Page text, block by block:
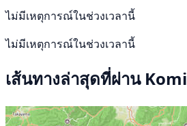
ไม่มีเหตุการณ์ในช่วงเวลานี้
ไม่มีเหตุการณ์ในช่วงเวลานี้
เส้นทางล่าสุดที่ผ่าน Komi